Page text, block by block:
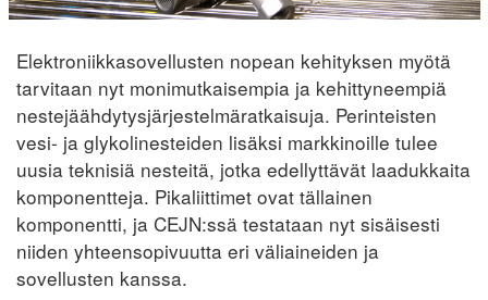
Elektroniikkasovellusten nopean kehityksen myötä
tarvitaan nyt monimutkaisempia ja kehittyneempiä
nestejäähdytysjärjestelmäratkaisuja. Perinteisten
vesi- ja glykolinesteiden lisäksi markkinoille tulee
uusia teknisiä nesteitä, jotka edellyttävät laadukkaita
komponentteja. Pikaliittimet ovat tällainen
komponentti, ja CEJN:ssä testataan nyt sisäisesti
niiden yhteensopivuutta eri väliaineiden ja
sovellusten kanssa.